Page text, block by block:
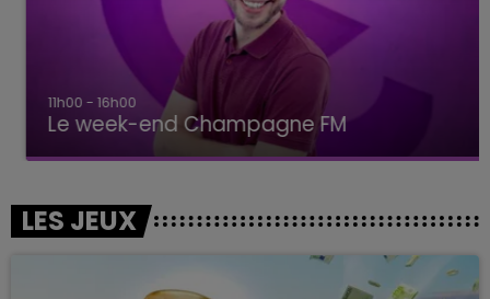
11h00 - 16h00
Le week-end Champagne FM
LES JEUX